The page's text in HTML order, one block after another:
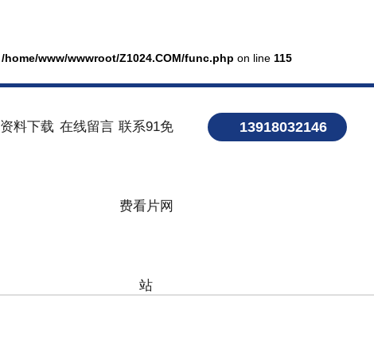
/home/www/wwwroot/Z1024.COM/func.php on line 115
13918032146
资料下载 在线留言 联系91免
费看片网
站